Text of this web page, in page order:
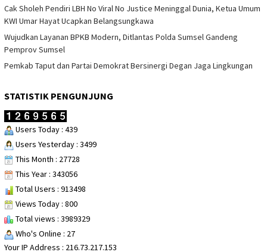
Cak Sholeh Pendiri LBH No Viral No Justice Meninggal Dunia, Ketua Umum
KWI Umar Hayat Ucapkan Belangsungkawa
Wujudkan Layanan BPKB Modern, Ditlantas Polda Sumsel Gandeng
Pemprov Sumsel
Pemkab Taput dan Partai Demokrat Bersinergi Degan Jaga Lingkungan
STATISTIK PENGUNJUNG
Users Today : 439
Users Yesterday : 3499
This Month : 27728
This Year : 343056
Total Users : 913498
Views Today : 800
Total views : 3989329
Who's Online : 27
Your IP Address : 216.73.217.153